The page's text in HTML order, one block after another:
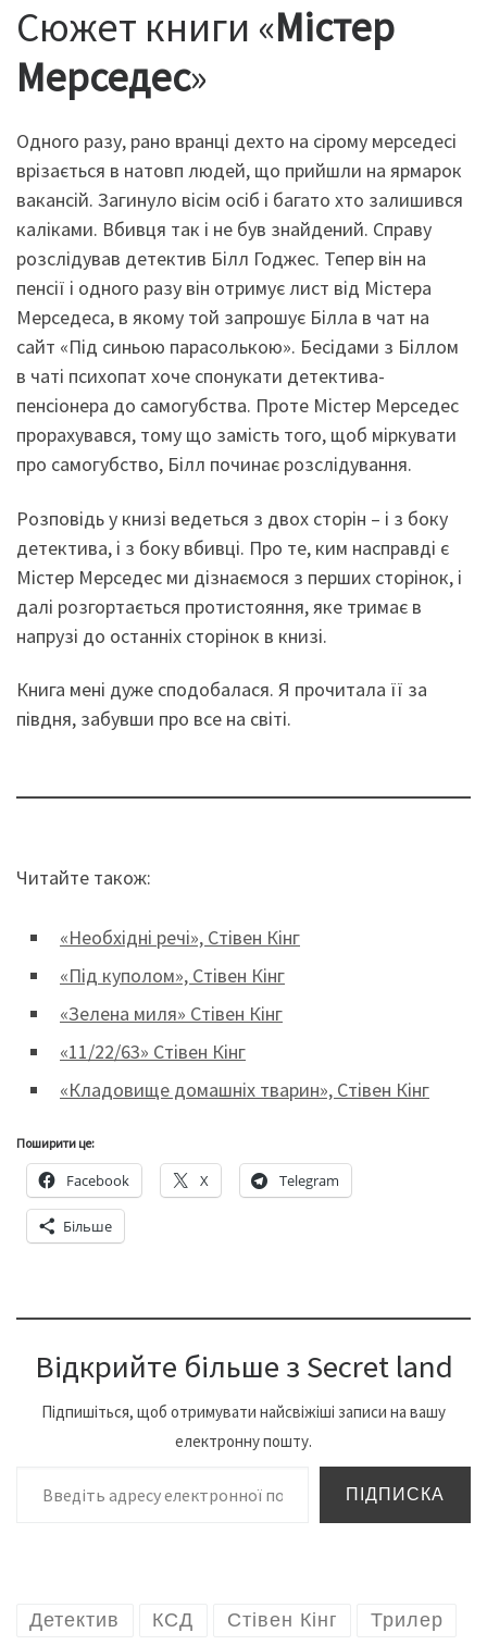
Сюжет книги «Містер
Мерседес»
Одного разу, рано вранці дехто на сірому мерседесі
врізається в натовп людей, що прийшли на ярмарок
вакансій. Загинуло вісім осіб і багато хто залишився
каліками. Вбивця так і не був знайдений. Справу
розслідував детектив Білл Годжес. Тепер він на
пенсії і одного разу він отримує лист від Містера
Мерседеса, в якому той запрошує Білла в чат на
сайт «Під синьою парасолькою». Бесідами з Біллом
в чаті психопат хоче спонукати детектива-
пенсіонера до самогубства. Проте Містер Мерседес
прорахувався, тому що замість того, щоб міркувати
про самогубство, Білл починає розслідування.
Розповідь у книзі ведеться з двох сторін – і з боку
детектива, і з боку вбивці. Про те, ким насправді є
Містер Мерседес ми дізнаємося з перших сторінок, і
далі розгортається протистояння, яке тримає в
напрузі до останніх сторінок в книзі.
Книга мені дуже сподобалася. Я прочитала її за
півдня, забувши про все на світі.
Читайте також:
«Необхідні речі», Стівен Кінг
«Під куполом», Стівен Кінг
«Зелена миля» Стівен Кінг
«11/22/63» Стівен Кінг
«Кладовище домашніх тварин», Стівен Кінг
Поширити це:
Facebook X Telegram
Більше
Відкрийте більше з Secret land
Підпишіться, щоб отримувати найсвіжіші записи на вашу
електронну пошту.
Введіть адресу електронної пошти…
ПІДПИСКА
Детектив КСД Стівен Кінг Трилер